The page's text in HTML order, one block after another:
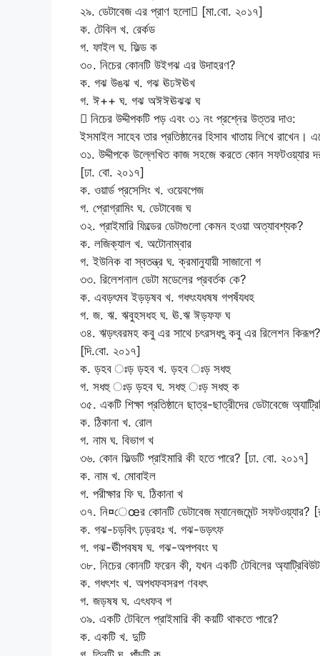
২৯. ডেটাবেজ এর প্রাণ হলো [মা.বো. ২০১৭]
ক. টেবিল খ. রের্কড
গ. ফাইল ঘ. ফিল্ড ক
৩০. নিচের কোনটি উইগঝ এর উদাহরণ?
ক. গঝ উঙঝ খ. গঝ ঊঢঈঊখ
গ. ঈ++ ঘ. গঝ অঈঈঊঝঝ ঘ
 নিচের উদ্দীপকটি পড় এবং ৩১ নং প্রশ্নের উত্তর দাও:
ইসমাইল সাহেব তার প্রতিষ্ঠানের হিসাব খাতায় লিখে
৩১. উদ্দীপকে উল্লেখিত কাজ সহজে করতে কোন সফটওয়্যার
[ঢা. বো. ২০১৭]
ক. ওয়ার্ড প্রসেসিং খ. ওয়েবপেজ
গ. প্রোগ্রামিং ঘ. ডেটাবেজ ঘ
৩২. প্রাইমারি ফিল্ডের ডেটাগুলো কেমন হওয়া অত্যাবশ্যক?
ক. লজিক্যাল খ. অটোনাম্বার
গ. ইউনিক বা স্বতন্ত্র ঘ. ক্রমানুযায়ী সাজানো গ
৩৩. রিলেশনাল ডেটা মডেলের প্রবর্তক কে?
ক. এবড়ৎমব ইড়ড়ষব খ. গধৎংযধষষ গপষঁযধহ
গ. জ. ঋ. ঋবুহসধহ ঘ. ঊ.ঋ ঈড়ফফ ঘ
৩৪. ঋড়ৎবরমহ কবু এর সাথে চৎরসধৎু কবু এর রিলেশন কিরূপ?
[দি.বো. ২০১৭]
ক. ড়হব ঃড় ড়হব খ. ড়হব ঃড় সধহু
গ. সধহু ঃড় ড়হব ঘ. সধহু ঃড় সধহু ক
৩৫. একটি শিক্ষা প্রতিষ্ঠানে ছাত্র-ছাত্রীদের ডেটাবেজে
ক. ঠিকানা খ. রোল
গ. নাম ঘ. বিভাগ খ
৩৬. কোন ফিল্ডটি প্রাইমারি কী হতে পারে? [ঢা. বো. ২০১৭]
ক. নাম খ. মোবাইল
গ. পরীক্ষার ফি ঘ. ঠিকানা খ
৩৭. নি¤েœর কোনটি ডেটাবেজ ম্যানেজমেন্ট সফটওয়্যার?
ক. গঝ-চড়বিৎ ঢ়ড়রহঃ খ. গঝ-ডড়ৎফ
গ. গঝ-ঊীপবষষ ঘ. গঝ-অপপবংং ঘ
৩৮. নিচের কোনটি ফরেন কী, যখন একটি টেবিলের
ক. গধৎশং খ. অপধফবসরপ ণবধৎ
গ. জড়ষষ ঘ. এৎধফব গ
৩৯. একটি টেবিলে প্রাইমারি কী কয়টি থাকতে পারে?
ক. একটি খ. দুটি